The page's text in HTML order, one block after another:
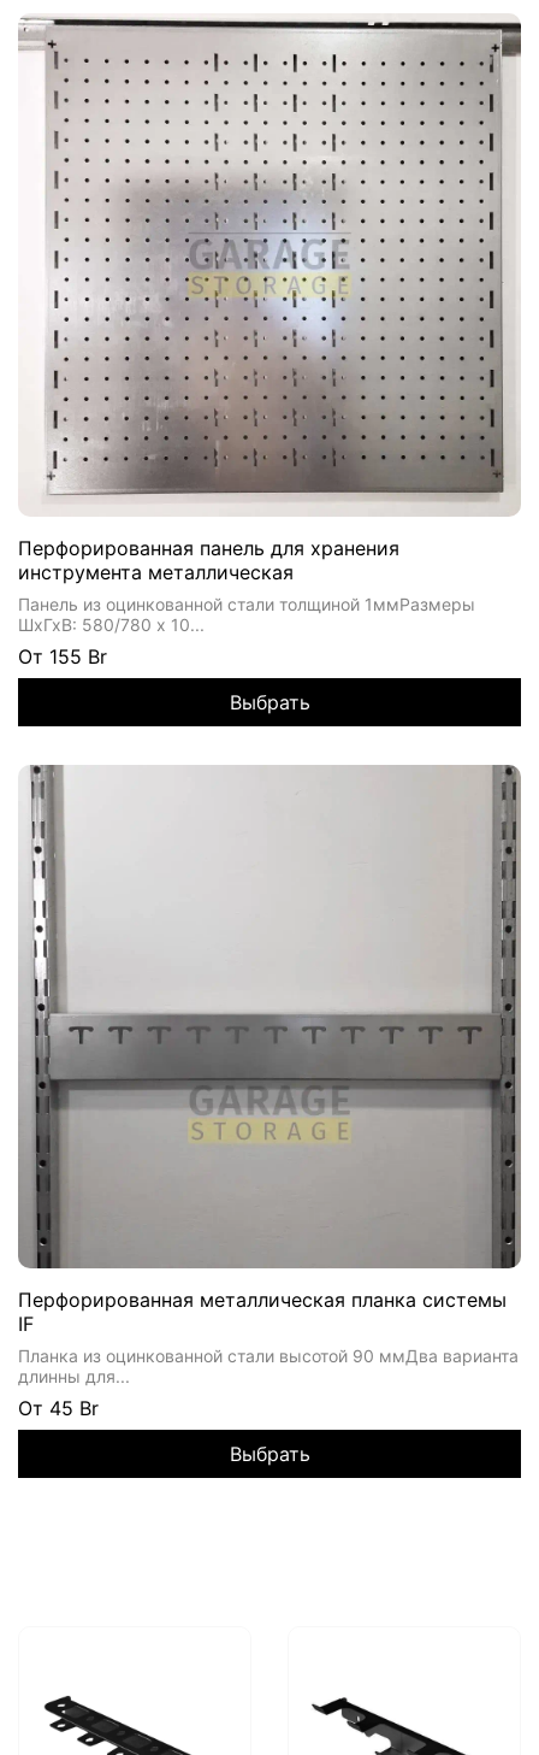
Перфорированная панель для хранения
инструмента металлическая
Панель из оцинкованной стали толщиной 1ммРазмеры
ШхГхВ: 580/780 х 10...
От 155 Br
Выбрать
Перфорированная металлическая планка системы
IF
Планка из оцинкованной стали высотой 90 ммДва варианта
длинны для...
От 45 Br
Выбрать